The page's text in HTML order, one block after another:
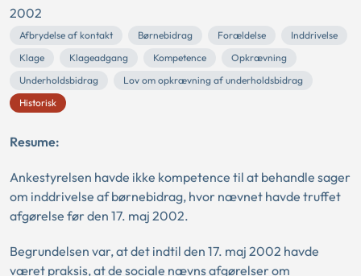
2002
Afbrydelse af kontakt Børnebidrag Forældelse
Inddrivelse
Klage
Klageadgang Kompetence
Opkrævning
Underholdsbidrag
Lov om opkrævning af underholdsbidrag
Historisk
Resume:
Ankestyrelsen havde ikke kompetence til at behandle sager
om inddrivelse af børnebidrag, hvor nævnet havde truffet
afgørelse før den 17. maj 2002.
Begrundelsen var, at det indtil den 17. maj 2002 havde
været praksis, at de sociale nævns afgørelser om